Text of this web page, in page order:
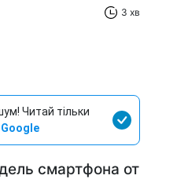
3 хв
Читай тільки
Google
смартфона от